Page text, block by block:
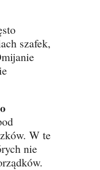
szafek,
W te
nie